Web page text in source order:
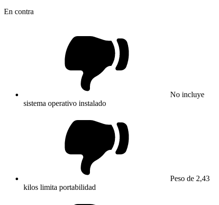
En contra
No incluye
sistema operativo instalado
Peso de 2,43
kilos limita portabilidad